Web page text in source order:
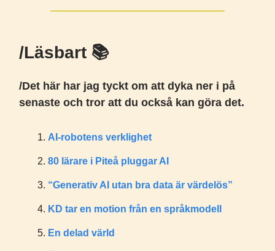
/Läsbart 📚️
/Det här har jag tyckt om att dyka ner i på
senaste och tror att du också kan göra det.
AI-robotens verklighet
80 lärare i Piteå pluggar AI
“Generativ AI utan bra data är värdelös”
KD tar en motion från en språkmodell
En delad värld